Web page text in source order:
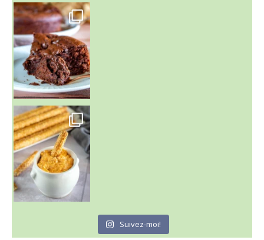
~ GÂTEAU FONDANT CHOCO NOISETTE ~
C'est lundi
Suivez-moi!